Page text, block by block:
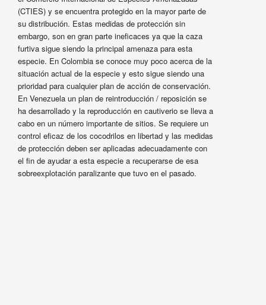
(CTIES) y se encuentra protegido en la mayor parte de
su distribución. Estas medidas de protección sin
embargo, son en gran parte ineficaces ya que la caza
furtiva sigue siendo la principal amenaza para esta
especie. En Colombia se conoce muy poco acerca de la
situación actual de la especie y esto sigue siendo una
prioridad para cualquier plan de acción de conservación.
En Venezuela un plan de reintroducción / reposición se
ha desarrollado y la reproducción en cautiverio se lleva a
cabo en un número importante de sitios. Se requiere un
control eficaz de los cocodrilos en libertad y las medidas
de protección deben ser aplicadas adecuadamente con
el fin de ayudar a esta especie a recuperarse de esa
sobreexplotación paralizante que tuvo en el pasado.